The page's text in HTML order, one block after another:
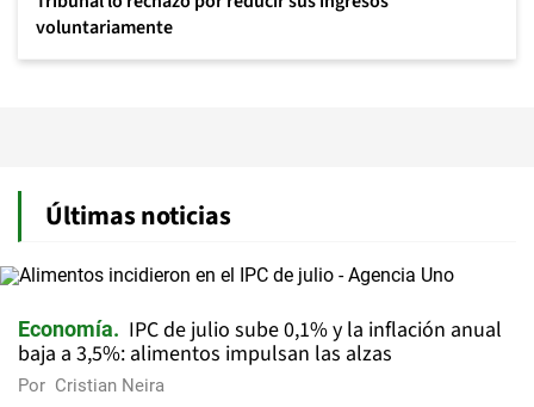
voluntariamente
Últimas noticias
Economía
IPC de julio sube 0,1% y la inflación anual
baja a 3,5%: alimentos impulsan las alzas
Por Cristian Neira